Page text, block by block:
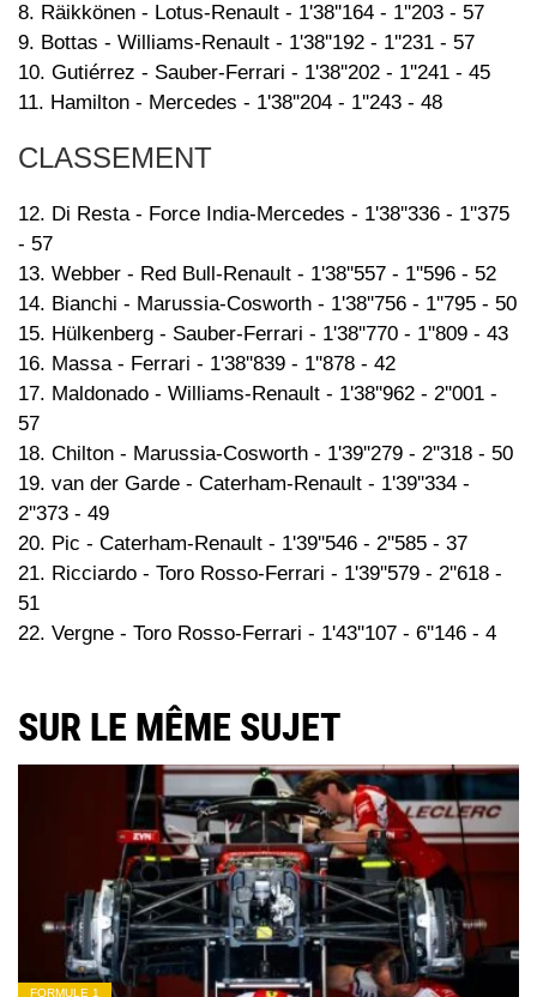
8. Räikkönen - Lotus-Renault - 1'38''164 - 1''203 - 57
9. Bottas - Williams-Renault - 1'38''192 - 1''231 - 57
10. Gutiérrez - Sauber-Ferrari - 1'38''202 - 1''241 - 45
11. Hamilton - Mercedes - 1'38''204 - 1''243 - 48
CLASSEMENT
12. Di Resta - Force India-Mercedes - 1'38''336 - 1''375
- 57
13. Webber - Red Bull-Renault - 1'38''557 - 1''596 - 52
14. Bianchi - Marussia-Cosworth - 1'38''756 - 1''795 - 50
15. Hülkenberg - Sauber-Ferrari - 1'38''770 - 1''809 - 43
16. Massa - Ferrari - 1'38''839 - 1''878 - 42
17. Maldonado - Williams-Renault - 1'38''962 - 2''001 -
57
18. Chilton - Marussia-Cosworth - 1'39''279 - 2''318 - 50
19. van der Garde - Caterham-Renault - 1'39''334 -
2''373 - 49
20. Pic - Caterham-Renault - 1'39''546 - 2''585 - 37
21. Ricciardo - Toro Rosso-Ferrari - 1'39''579 - 2''618 -
51
22. Vergne - Toro Rosso-Ferrari - 1'43''107 - 6''146 - 4
SUR LE MÊME SUJET
FORMULE 1